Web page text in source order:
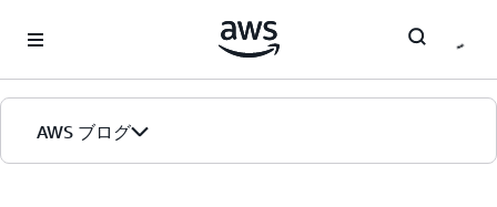
AWS ブログ